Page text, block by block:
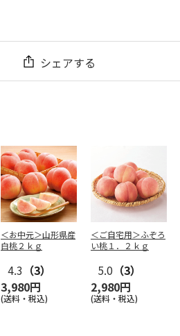
シェアする
＜お中元＞山形県産
白桃２ｋｇ
4.3 （3）
3,980円
(送料・税込)
＜ご自宅用＞ふぞろ
い桃１．２ｋｇ
5.0 （3）
2,980円
(送料・税込)